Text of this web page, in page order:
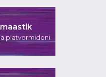
platvormideni